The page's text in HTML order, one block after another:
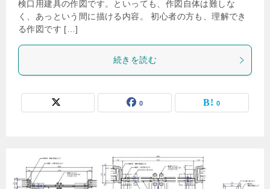
検口用建具の作図です。といっても、作図自体は難しな
く、あっという間に描ける内容。 初心者の方も、理解でき
る作図です […]
続きを読む
0 0